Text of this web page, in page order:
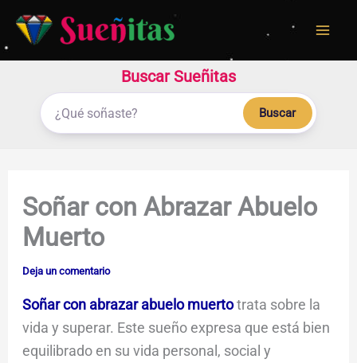
contenido
Buscar Sueñitas
Buscar
Soñar con Abrazar Abuelo
Muerto
Deja un comentario
Soñar con abrazar abuelo muertotrata sobre la
vida y superar. Este sueño expresa que está bien
equilibrado en su vida personal, social y